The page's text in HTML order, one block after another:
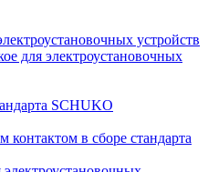
устройств
для электроустановочных
SCHUKO
контактом в сборе стандарта